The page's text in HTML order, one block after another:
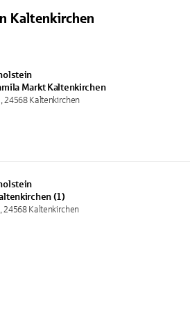
Kaltenkirchen
Markt Kaltenkirchen
24568 Kaltenkirchen
(1)
24568 Kaltenkirchen